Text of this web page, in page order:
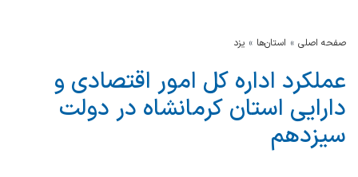
صفحه اصلی استان‌ها يزد
عملکرد اداره کل امور اقتصادی و
دارایی استان کرمانشاه در دولت
سیزدهم